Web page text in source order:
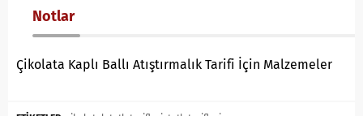
Notlar
Çikolata Kaplı Ballı Atıştırmalık Tarifi İçin Malzemeler